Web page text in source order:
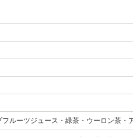
ルーツジュース・緑茶・ウーロン茶・